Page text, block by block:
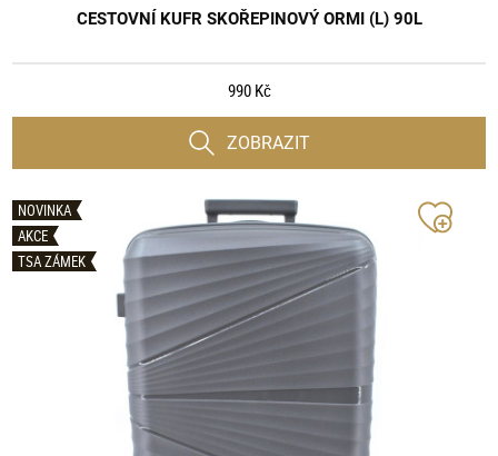
CESTOVNÍ KUFR SKOŘEPINOVÝ ORMI (L) 90L
990 Kč
ZOBRAZIT
NOVINKA
AKCE
TSA ZÁMEK